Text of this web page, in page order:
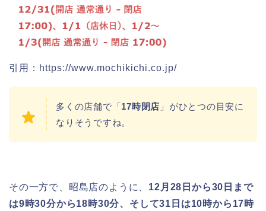
屋台やライトアップはいつまで?
引用：https://www.mochikichi.co.jp/
多くの店舗で「17時閉店 」がひとつの目安に
なりそうですね。
その一方で、昭島店のように、 12月28日から30日まで
は9時30分から18時30分、そして31日は10時から17時